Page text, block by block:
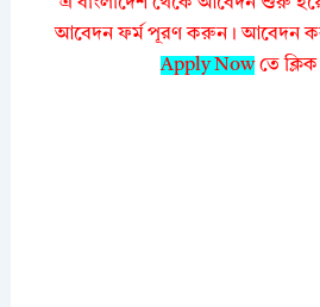
আবেদন ফর্ম পূরণ করুন। আবেদন
Apply Nowতে